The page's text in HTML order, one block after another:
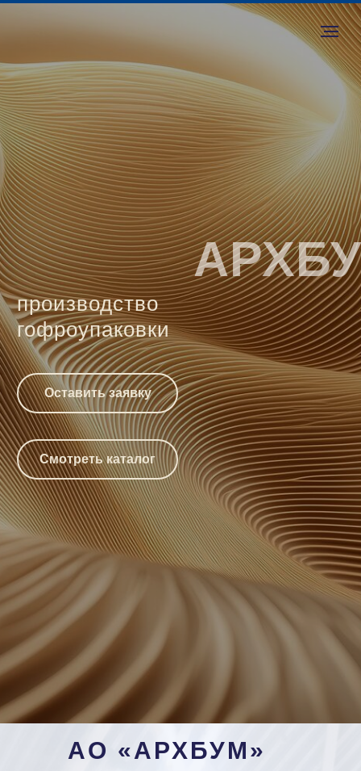
Оставить заявку
Смотреть каталог
производство
гофроупаковки
АО «АРХБУМ»